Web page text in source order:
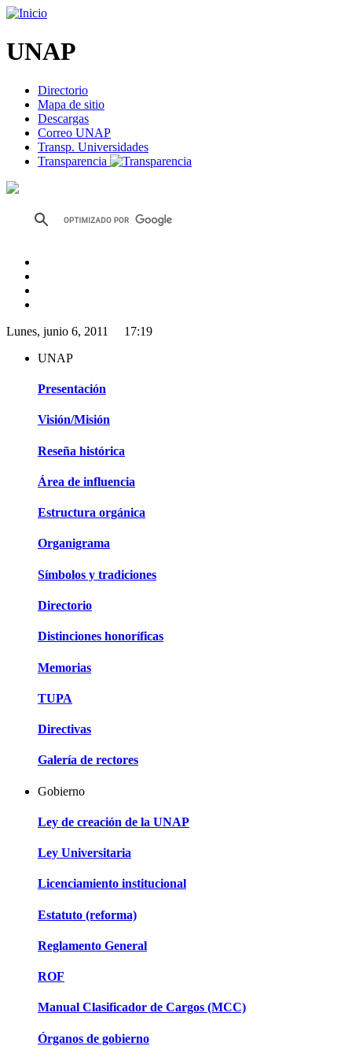
UNAP
Directorio
Mapa de sitio
Descargas
Correo UNAP
Transp. Universidades
Transparencia
Lunes, junio 6, 2011 17:19
UNAP
Presentación
Visión/Misión
Reseña histórica
Área de influencia
Estructura orgánica
Organigrama
Símbolos y tradiciones
Directorio
Distinciones honoríficas
Memorias
TUPA
Directivas
Galería de rectores
Gobierno
Ley de creación de la UNAP
Ley Universitaria
Licenciamiento institucional
Estatuto (reforma)
Reglamento General
ROF
Manual Clasificador de Cargos (MCC)
Órganos de gobierno